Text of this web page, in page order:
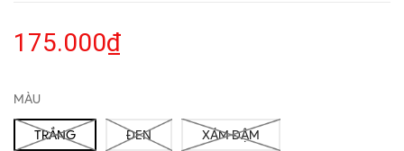
175.000₫
MÀU
TRẮNG ĐEN XÁM ĐẬM